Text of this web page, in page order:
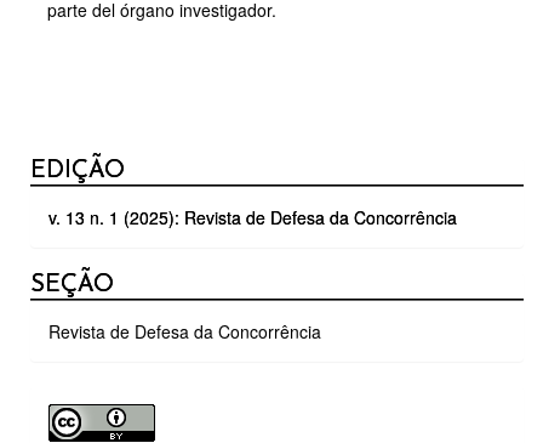
parte del órgano investigador.
DETALHES
ARTIGO
EDIÇÃO
v. 13 n. 1 (2025): Revista de Defesa da Concorrência
SEÇÃO
Revista de Defesa da Concorrência